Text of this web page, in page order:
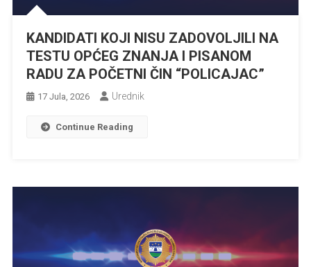
KANDIDATI KOJI NISU ZADOVOLJILI NA
TESTU OPĆEG ZNANJA I PISANOM
RADU ZA POČETNI ČIN “POLICAJAC”
17 Jula, 2026 Urednik
Continue Reading